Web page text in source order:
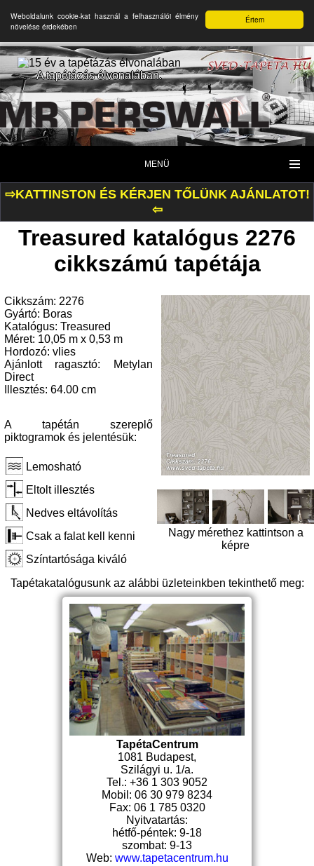
Értem
Weboldalunk cookie-kat használ a felhasználói élmény
növelése érdekében
A tapétázás élvonalában.
MENÜ
⇨KATTINSTON ÉS KÉRJEN TŐLÜNK AJÁNLATOT!
⇦
Treasured katalógus 2276
cikkszámú tapétája
Cikkszám: 2276
Gyártó: Boras
Katalógus: Treasured
Méret: 10,05 m x 0,53 m
Hordozó: vlies
Ajánlott ragasztó: Metylan
Direct
Illesztés: 64.00 cm
A tapétán szereplő
piktogramok és jelentésük:
Lemosható
Eltolt illesztés
Nedves eltávolítás
Csak a falat kell kenni
Színtartósága kiváló
Nagy mérethez kattintson a
képre
Tapétakatalógusunk az alábbi üzleteinkben tekinthető meg:
TapétaCentrum
1081 Budapest,
Szilágyi u. 1/a.
Tel.: +36 1 303 9052
Mobil: 06 30 979 8234
Fax: 06 1 785 0320
Nyitvatartás:
hétfő-péntek: 9-18
szombat: 9-13
Web: www.tapetacentrum.hu